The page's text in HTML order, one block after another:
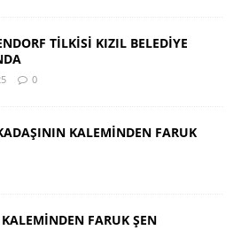
TİLKİSİ KIZIL BELEDİYE
0
KALEMİNDEN FARUK
FARUK ŞEN